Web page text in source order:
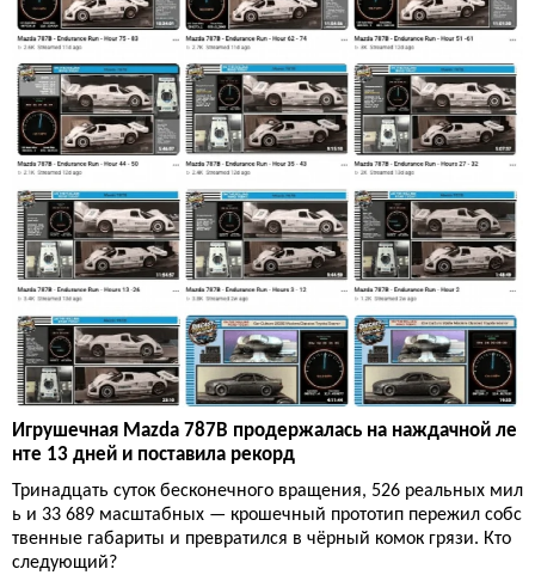
Игрушечная Mazda 787B продержалась на наждачной ле
нте 13 дней и поставила рекорд
Тринадцать суток бесконечного вращения, 526 реальных мил
ь и 33 689 масштабных — крошечный прототип пережил собс
твенные габариты и превратился в чёрный комок грязи. Кто
следующий?